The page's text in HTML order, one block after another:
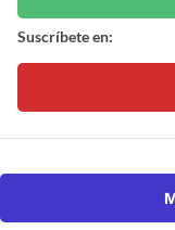
Suscríbete en: